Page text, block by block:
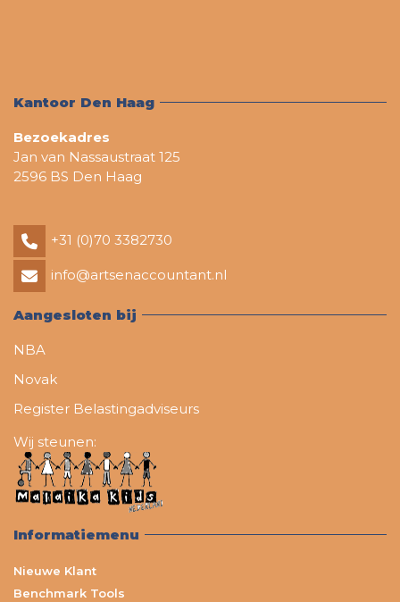
Kantoor Den Haag
Bezoekadres
Jan van Nassaustraat 125
2596 BS Den Haag
+31 (0)70 3382730
info@artsenaccountant.nl
Aangesloten bij
NBA
Novak
Register Belastingadviseurs
Wij steunen:
Informatiemenu
Nieuwe Klant
Benchmark Tools